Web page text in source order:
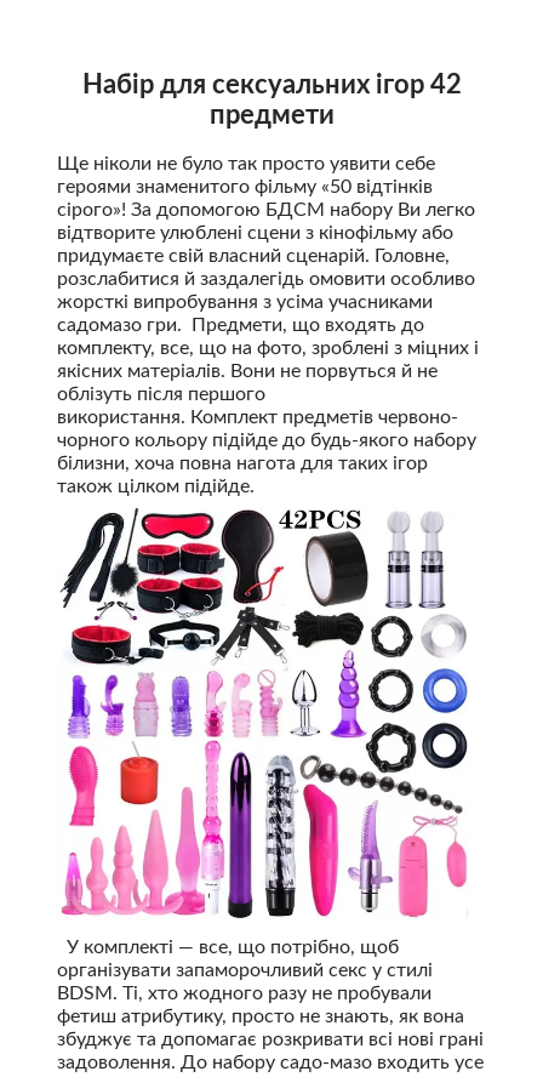
Набір для сексуальних ігор 42
предмети
Ще ніколи не було так просто уявити себе
героями знаменитого фільму «50 відтінків
сірого»! За допомогою БДСМ набору Ви легко
відтворите улюблені сцени з кінофільму або
придумаєте свій власний сценарій. Головне,
розслабитися й заздалегідь омовити особливо
жорсткі випробування з усіма учасниками
садомазо гри. Предмети, що входять до
комплекту, все, що на фото, зроблені з міцних і
якісних матеріалів. Вони не порвуться й не
облізуть після першого
використання. Комплект предметів червоно-
чорного кольору підійде до будь-якого набору
білизни, хоча повна нагота для таких ігор
також цілком підійде.
У комплекті — все, що потрібно, щоб
організувати запаморочливий секс у стилі
BDSM. Ті, хто жодного разу не пробували
фетиш атрибутику, просто не знають, як вона
збуджує та допомагає розкривати всі нові грані
задоволення. До набору садо-мазо входить усе